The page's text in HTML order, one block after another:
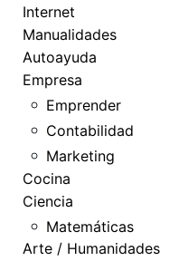
Internet
Manualidades
Autoayuda
Empresa
Emprender
Contabilidad
Marketing
Cocina
Ciencia
Matemáticas
Arte / Humanidades